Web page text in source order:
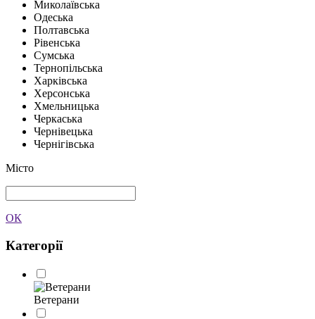
Миколаївська
Одеська
Полтавська
Рівенська
Сумська
Тернопільська
Харківська
Херсонська
Хмельницька
Черкаська
Чернівецька
Чернігівська
Місто
ОК
Категорії
Ветерани